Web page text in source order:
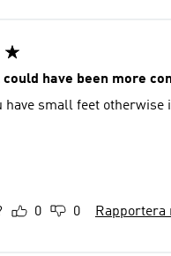
have been more
have small feet otherwise
0 0 Rapportera